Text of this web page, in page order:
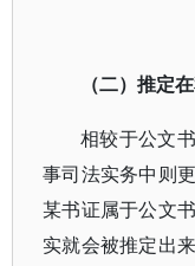
（二）推定
相较于公文
事司法实务中则
某书证属于公文
实就会被推定出